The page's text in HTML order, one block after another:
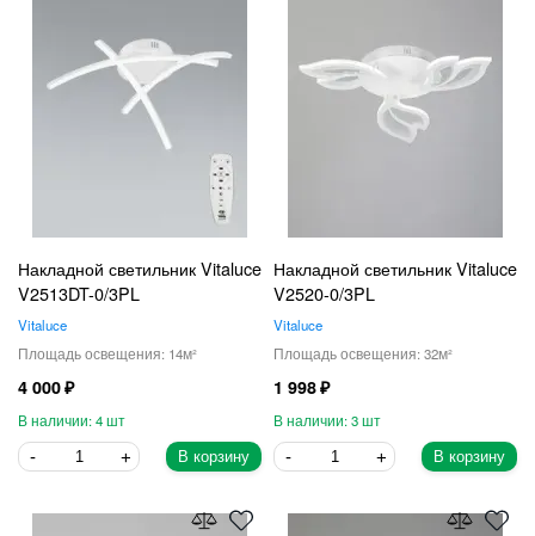
Накладной светильник Vitaluce
V2513DT-0/3PL
Vitaluce
14
4 000
4
В корзину
Накладной светильник Vitaluce
V2520-0/3PL
Vitaluce
32
1 998
3
В корзину